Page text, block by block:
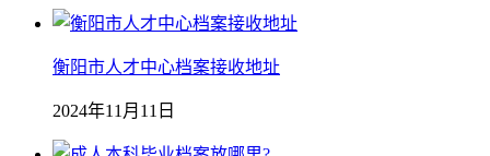
衡阳市人才中心档案接收地址
2024年11月11日